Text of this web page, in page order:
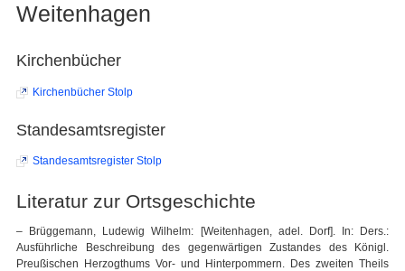
Weitenhagen
Kirchenbücher
Kirchenbücher Stolp
Standesamtsregister
Standesamtsregister Stolp
Literatur zur Ortsgeschichte
– Brüggemann, Ludewig Wilhelm: [Weitenhagen, adel. Dorf]. In: Ders.:
Ausführliche Beschreibung des gegenwärtigen Zustandes des Königl.
Preußischen Herzogthums Vor- und Hinterpommern. Des zweiten Theils